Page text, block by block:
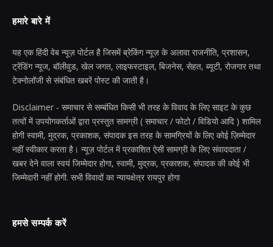
हमारे बारे में
यह एक हिंदी वेब न्यूज़ पोर्टल है जिसमें ब्रेकिंग न्यूज़ के अलावा राजनीति, प्रशासन,
ट्रेंडिंग न्यूज, बॉलीवुड, खेल जगत, लाइफस्टाइल, बिजनेस, सेहत, ब्यूटी, रोजगार तथा
टेक्नोलॉजी से संबंधित खबरें पोस्ट की जाती है।
Disclaimer - समाचार से सम्बंधित किसी भी तरह के विवाद के लिए साइट के कुछ
तत्वों में उपयोगकर्ताओं द्वारा प्रस्तुत सामग्री ( समाचार / फोटो / विडियो आदि ) शामिल
होगी स्वामी, मुद्रक, प्रकाशक, संपादक इस तरह के सामग्रियों के लिए कोई ज़िम्मेदार
नहीं स्वीकार करता है। न्यूज़ पोर्टल में प्रकाशित ऐसी सामग्री के लिए संवाददाता /
खबर देने वाला स्वयं जिम्मेदार होगा, स्वामी, मुद्रक, प्रकाशक, संपादक की कोई भी
जिम्मेदारी नहीं होगी. सभी विवादों का न्यायक्षेत्र रायपुर होगा
हमसे सम्पर्क करें